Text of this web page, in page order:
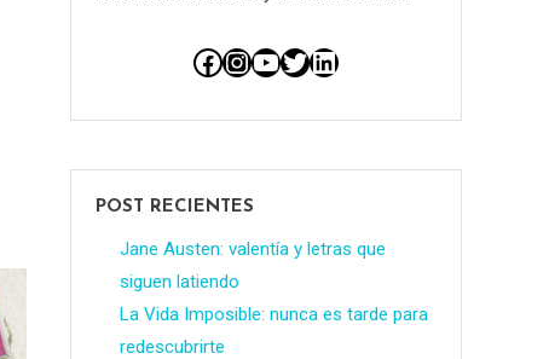
Facebook
Instagram
YouTube
Twitter
LinkedIn
POST RECIENTES
Jane Austen: valentía y letras que
siguen latiendo
La Vida Imposible: nunca es tarde para
redescubrirte